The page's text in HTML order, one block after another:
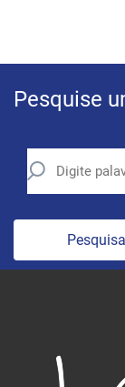
Pesquise